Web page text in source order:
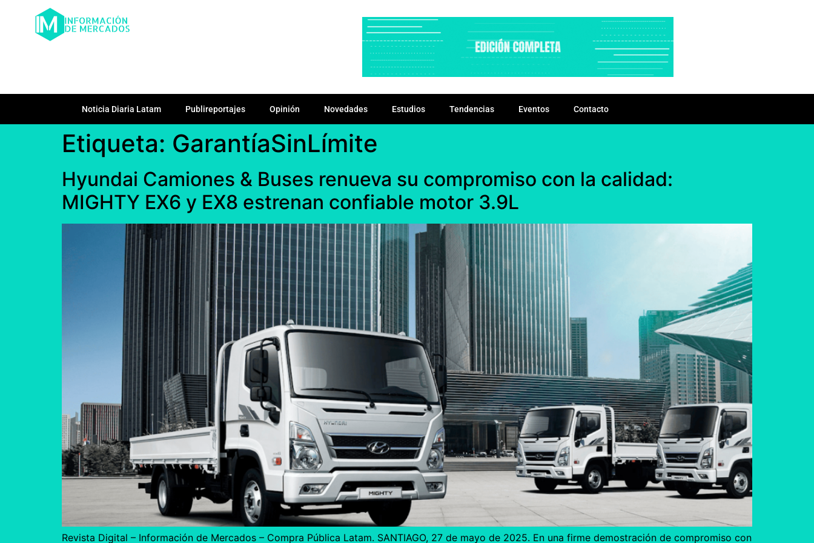
Noticia Diaria Latam Publireportajes Opinión Novedades Estudios Tendencias Eventos Contacto
Etiqueta: GarantíaSinLímite
Hyundai Camiones & Buses renueva su compromiso con la calidad:
MIGHTY EX6 y EX8 estrenan confiable motor 3.9L
Revista Digital – Información de Mercados – Compra Pública Latam. SANTIAGO, 27 de mayo de 2025. En una firme demostración de compromiso con